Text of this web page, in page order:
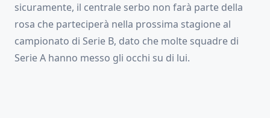
sicuramente, il centrale serbo non farà parte della
rosa che parteciperà nella prossima stagione al
campionato di Serie B, dato che molte squadre di
Serie A hanno messo gli occhi su di lui.